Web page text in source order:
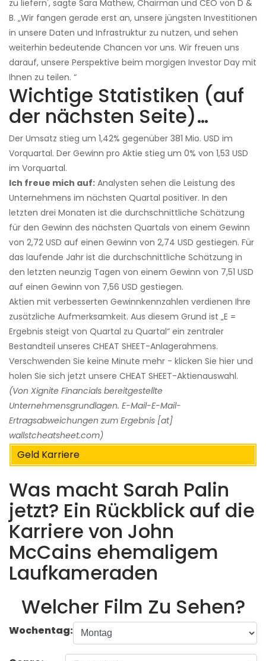
zu liefern', sagte Sara Mathew, Chairman und CEO von D &
B. „Wir fangen gerade erst an, unsere jüngsten Investitionen
in unsere Daten und Infrastruktur zu nutzen, und sehen
weiterhin bedeutende Chancen vor uns. Wir freuen uns
darauf, unsere Perspektive beim morgigen Investor Day mit
Ihnen zu teilen. “
Wichtige Statistiken (auf
der nächsten Seite)…
Der Umsatz stieg um 1,42% gegenüber 381 Mio. USD im
Vorquartal. Der Gewinn pro Aktie stieg um 0% von 1,53 USD
im Vorquartal.
Ich freue mich auf: Analysten sehen die Leistung des
Unternehmens im nächsten Quartal positiver. In den
letzten drei Monaten ist die durchschnittliche Schätzung
für den Gewinn des nächsten Quartals von einem Gewinn
von 2,72 USD auf einen Gewinn von 2,74 USD gestiegen. Für
das laufende Jahr ist die durchschnittliche Schätzung in
den letzten neunzig Tagen von einem Gewinn von 7,51 USD
auf einen Gewinn von 7,56 USD gestiegen.
Aktien mit verbesserten Gewinnkennzahlen verdienen Ihre
zusätzliche Aufmerksamkeit. Aus diesem Grund ist „E =
Ergebnis steigt von Quartal zu Quartal“ ein zentraler
Bestandteil unseres CHEAT SHEET-Anlagerahmens.
Verschwenden Sie keine Minute mehr - klicken Sie hier und
holen Sie sich jetzt unsere CHEAT SHEET-Aktienauswahl.
(Von Xignite Financials bereitgestellte
Unternehmensgrundlagen. E-Mail-E-Mail-
Ertragsabweichungen zum Ergebnis [at]
wallstcheatsheet.com)
Geld Karriere
Was macht Sarah Palin
jetzt? Ein Rückblick auf die
Karriere von John
McCains ehemaligem
Laufkameraden
Welcher Film Zu Sehen?
Wochentag: